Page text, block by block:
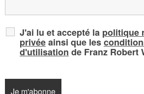
J'ai lu et accepté la politique
privéeainsi que les
d'utilisation de Franz Robert